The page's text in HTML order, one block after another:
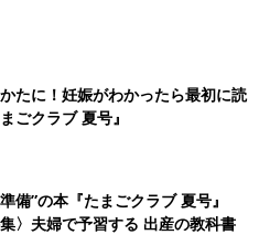
たに！妊娠がわかったら最初に読
ごクラブ 夏号』
備”の本『たまごクラブ 夏号』
集〉夫婦で予習する 出産の教科書